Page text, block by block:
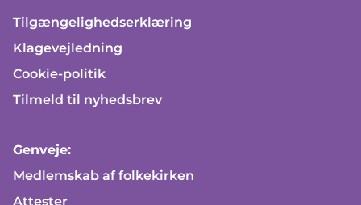
Tilgængelighedserklæring
Klagevejledning
Cookie-politik
Tilmeld til nyhedsbrev
Genveje:
Medlemskab af folkekirken
Attester